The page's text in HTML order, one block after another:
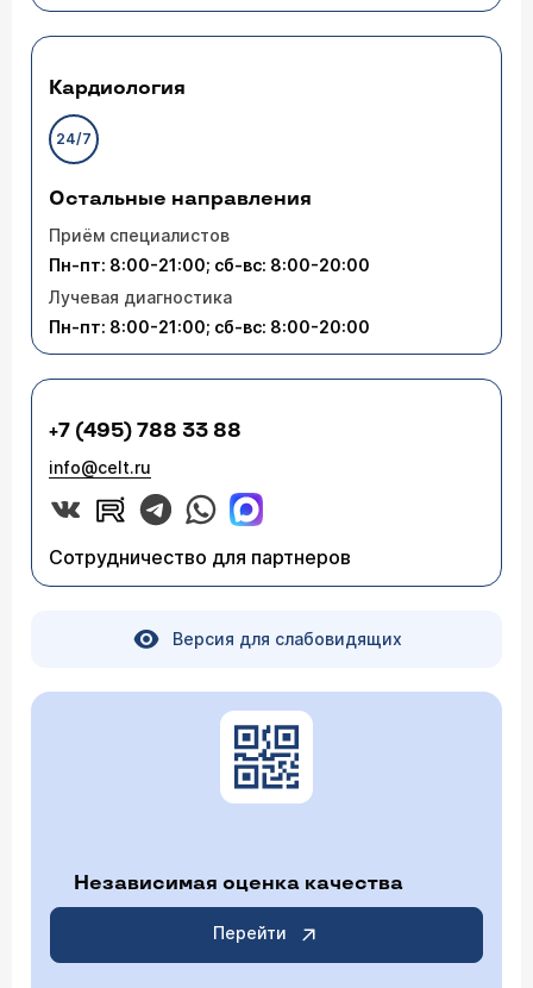
Кардиология
24/7
Остальные направления
Приём специалистов
Пн-пт: 8:00-21:00; сб-вс: 8:00-20:00
Лучевая диагностика
Пн-пт: 8:00-21:00; сб-вс: 8:00-20:00
+7 (495) 788 33 88
info@celt.ru
Сотрудничество для партнеров
Версия для слабовидящих
Независимая оценка качества
Перейти